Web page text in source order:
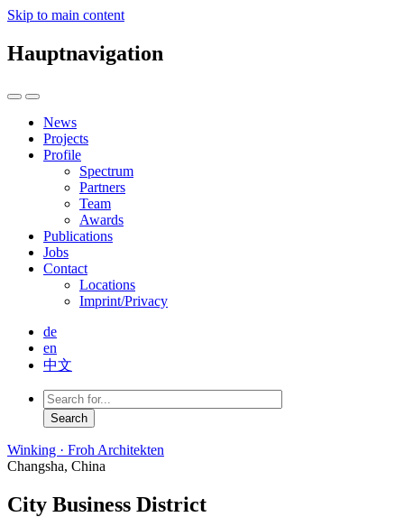
Skip to main content
Hauptnavigation
News
Projects
Profile
Spectrum
Partners
Team
Awards
Publications
Jobs
Contact
Locations
Imprint/Privacy
de
en
中文
Winking · Froh Architekten
Changsha, China
City Business District